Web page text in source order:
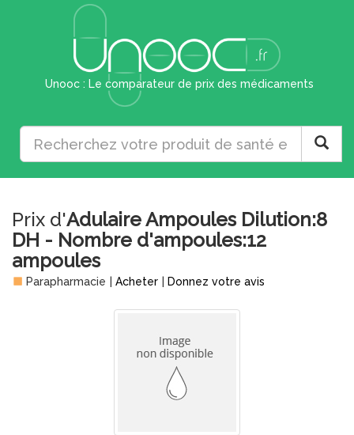
Unooc : Le comparateur de prix des médicaments
Prix d'Adulaire Ampoules Dilution:8
DH - Nombre d'ampoules:12
ampoules
Parapharmacie Acheter Donnez votre avis